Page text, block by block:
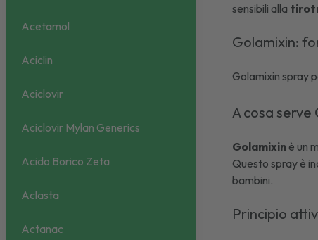
Acetamol
Aciclin
Aciclovir
Aciclovir Mylan Generics
Acido Borico Zeta
Aclasta
Actanac
sensibili alla
Golamixin:
Golamixin spray
A cosa serve
Golamixin è un
Questo spray è
bambini.
Principio